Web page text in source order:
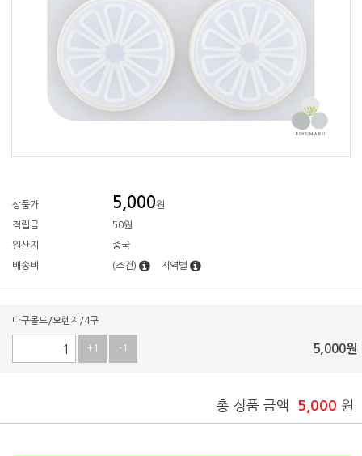
상품가 5,000원
적립금 50원
원산지 중국
배송비 (조건) 지역별
다구몰드/오렌지/4구
+1 -1 5,000원
총 상품 금액 5,000 원